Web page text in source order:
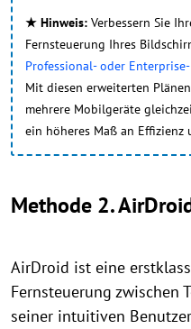
★ Hinweis: Verbessern Sie
Fernsteuerung Ihres
Professional- oder
Mit diesen erweiterten
mehrere Mobilgeräte
ein höheres Maß an
Methode 2.
AirDroid ist eine
Fernsteuerung zwischen
seiner intuitiven